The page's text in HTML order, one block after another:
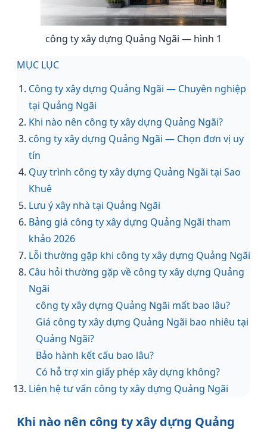
công ty xây dựng Quảng Ngãi — hình 1
MỤC LỤC
Công ty xây dựng Quảng Ngãi — Chuyên nghiệp
tại Quảng Ngãi
Khi nào nên công ty xây dựng Quảng Ngãi?
công ty xây dựng Quảng Ngãi — Chọn đơn vị uy
tín
Quy trình công ty xây dựng Quảng Ngãi tại Sao
Khuê
Lưu ý xây nhà tại Quảng Ngãi
Bảng giá công ty xây dựng Quảng Ngãi tham
khảo 2026
Lỗi thường gặp khi công ty xây dựng Quảng Ngãi
Câu hỏi thường gặp về công ty xây dựng Quảng
Ngãi
công ty xây dựng Quảng Ngãi mất bao lâu?
Giá công ty xây dựng Quảng Ngãi bao nhiêu tại
Quảng Ngãi?
Bảo hành kết cấu bao lâu?
Có hỗ trợ xin giấy phép xây dựng không?
Liên hệ tư vấn công ty xây dựng Quảng Ngãi
Khi nào nên công ty xây dựng Quảng